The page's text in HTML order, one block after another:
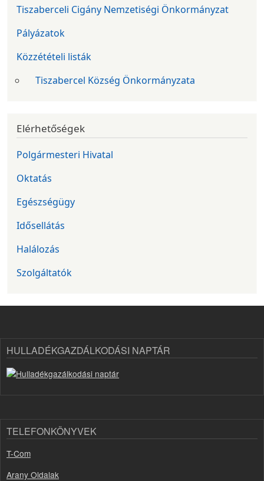
Tiszaberceli Cigány Nemzetiségi Önkormányzat
Pályázatok
Közzétételi listák
Tiszabercel Község Önkormányzata
Elérhetőségek
Polgármesteri Hivatal
Oktatás
Egészségügy
Idősellátás
Halálozás
Szolgáltatók
HULLADÉKGAZDÁLKODÁSI NAPTÁR
TELEFONKÖNYVEK
T-Com
Arany Oldalak